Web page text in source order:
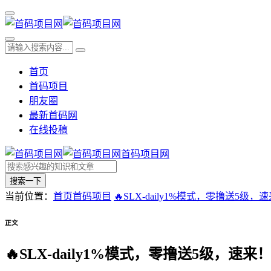
首页
首码项目
朋友圈
最新首码网
在线投稿
首码项目网
搜索一下
当前位置： 首页首码项目 🔥SLX-daily1%模式，零撸送5级，速
正文
🔥SLX-daily1%模式，零撸送5级，速来！